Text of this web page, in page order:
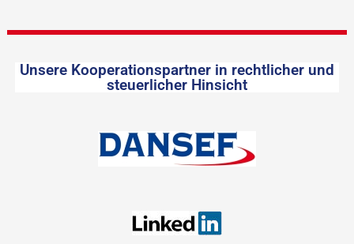
Unsere Kooperationspartner in rechtlicher und
steuerlicher Hinsicht